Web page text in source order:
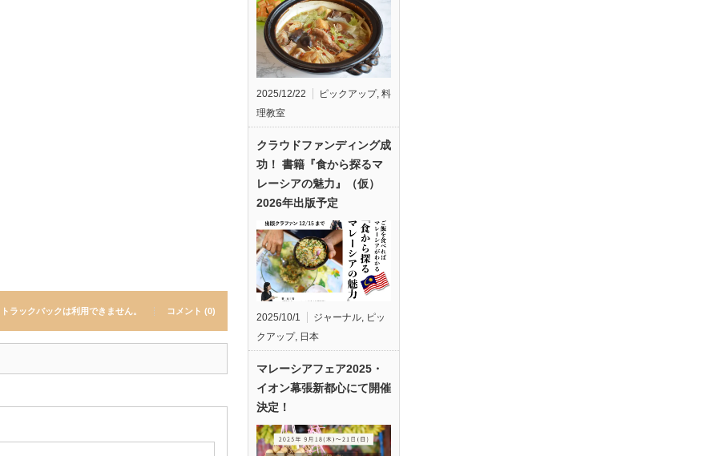
トラックバックは利用できません。 コメント (0)
2025/12/22 ピックアップ, 料
理教室
クラウドファンディング成
功！ 書籍『食から探るマ
レーシアの魅力』（仮）
2026年出版予定
2025/10/1 ジャーナル, ピッ
クアップ, 日本
マレーシアフェア2025・
イオン幕張新都心にて開催
決定！